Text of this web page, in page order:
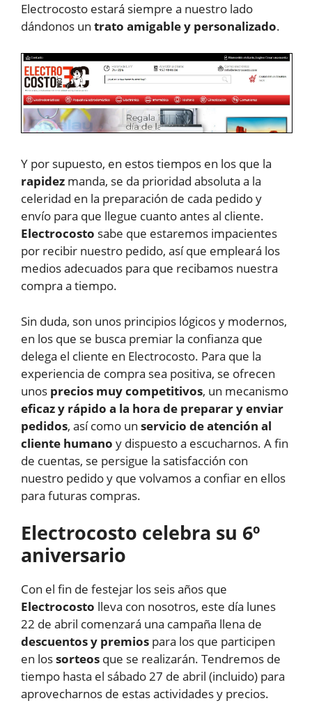
Electrocosto estará siempre a nuestro lado
dándonos un trato amigable y personalizado.
Y por supuesto, en estos tiempos en los que la
rapidez manda, se da prioridad absoluta a la
celeridad en la preparación de cada pedido y
envío para que llegue cuanto antes al cliente.
Electrocosto sabe que estaremos impacientes
por recibir nuestro pedido, así que empleará los
medios adecuados para que recibamos nuestra
compra a tiempo.
Sin duda, son unos principios lógicos y modernos,
en los que se busca premiar la confianza que
delega el cliente en Electrocosto. Para que la
experiencia de compra sea positiva, se ofrecen
unos precios muy competitivos, un mecanismo
eficaz y rápido a la hora de preparar y enviar
pedidos, así como un servicio de atención al
cliente humano y dispuesto a escucharnos. A fin
de cuentas, se persigue la satisfacción con
nuestro pedido y que volvamos a confiar en ellos
para futuras compras.
Electrocosto celebra su 6º
aniversario
Con el fin de festejar los seis años que
Electrocosto lleva con nosotros, este día lunes
22 de abril comenzará una campaña llena de
descuentos y premios para los que participen
en lossorteos que se realizarán. Tendremos de
tiempo hasta el sábado 27 de abril (incluido) para
aprovecharnos de estas actividades y precios.